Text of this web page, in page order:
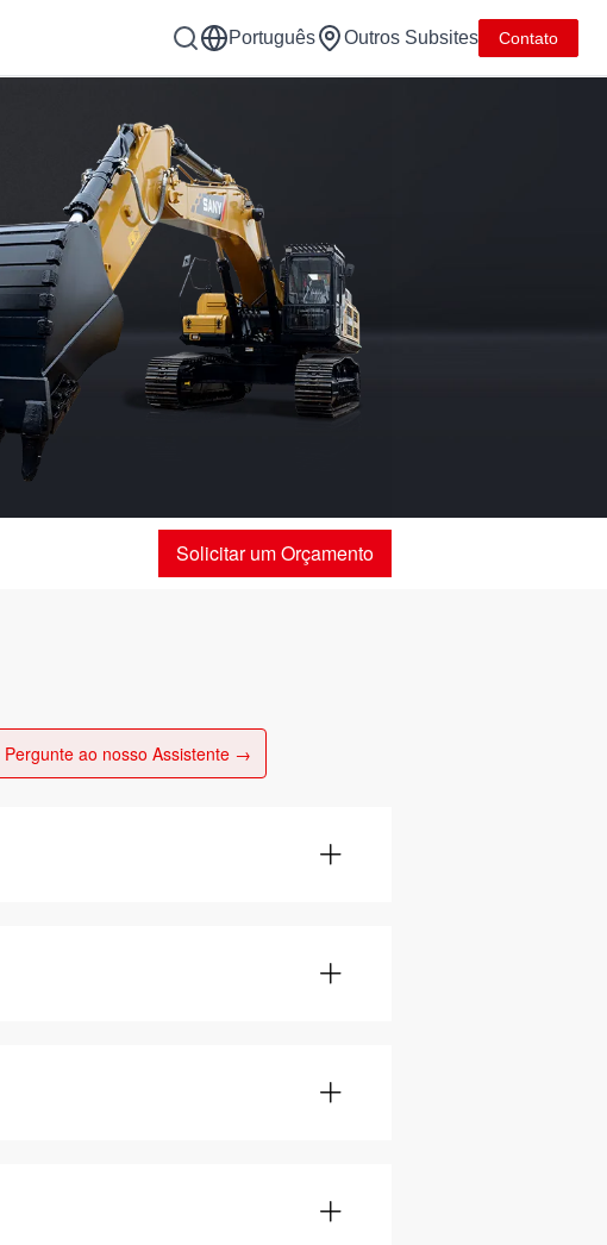
Português Outros Subsites Contato
Solicitar um Orçamento
Pergunte ao nosso Assistente →